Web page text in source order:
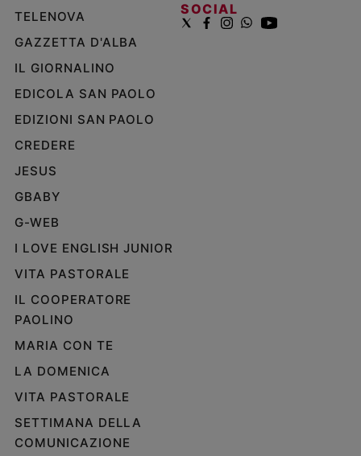
TELENOVA
GAZZETTA D'ALBA
IL GIORNALINO
EDICOLA SAN PAOLO
EDIZIONI SAN PAOLO
CREDERE
JESUS
GBABY
G-WEB
I LOVE ENGLISH JUNIOR
VITA PASTORALE
IL COOPERATORE
PAOLINO
MARIA CON TE
LA DOMENICA
VITA PASTORALE
SETTIMANA DELLA
COMUNICAZIONE
SOCIAL